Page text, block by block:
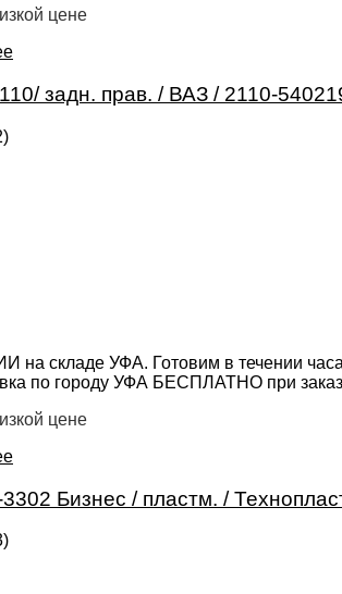
цене
задн. прав. / ВАЗ / 2110-
)
на складе УФА. Готовим в течении
по городу УФА БЕСПЛАТНО при
цене
Бизнес / пластм. /
)